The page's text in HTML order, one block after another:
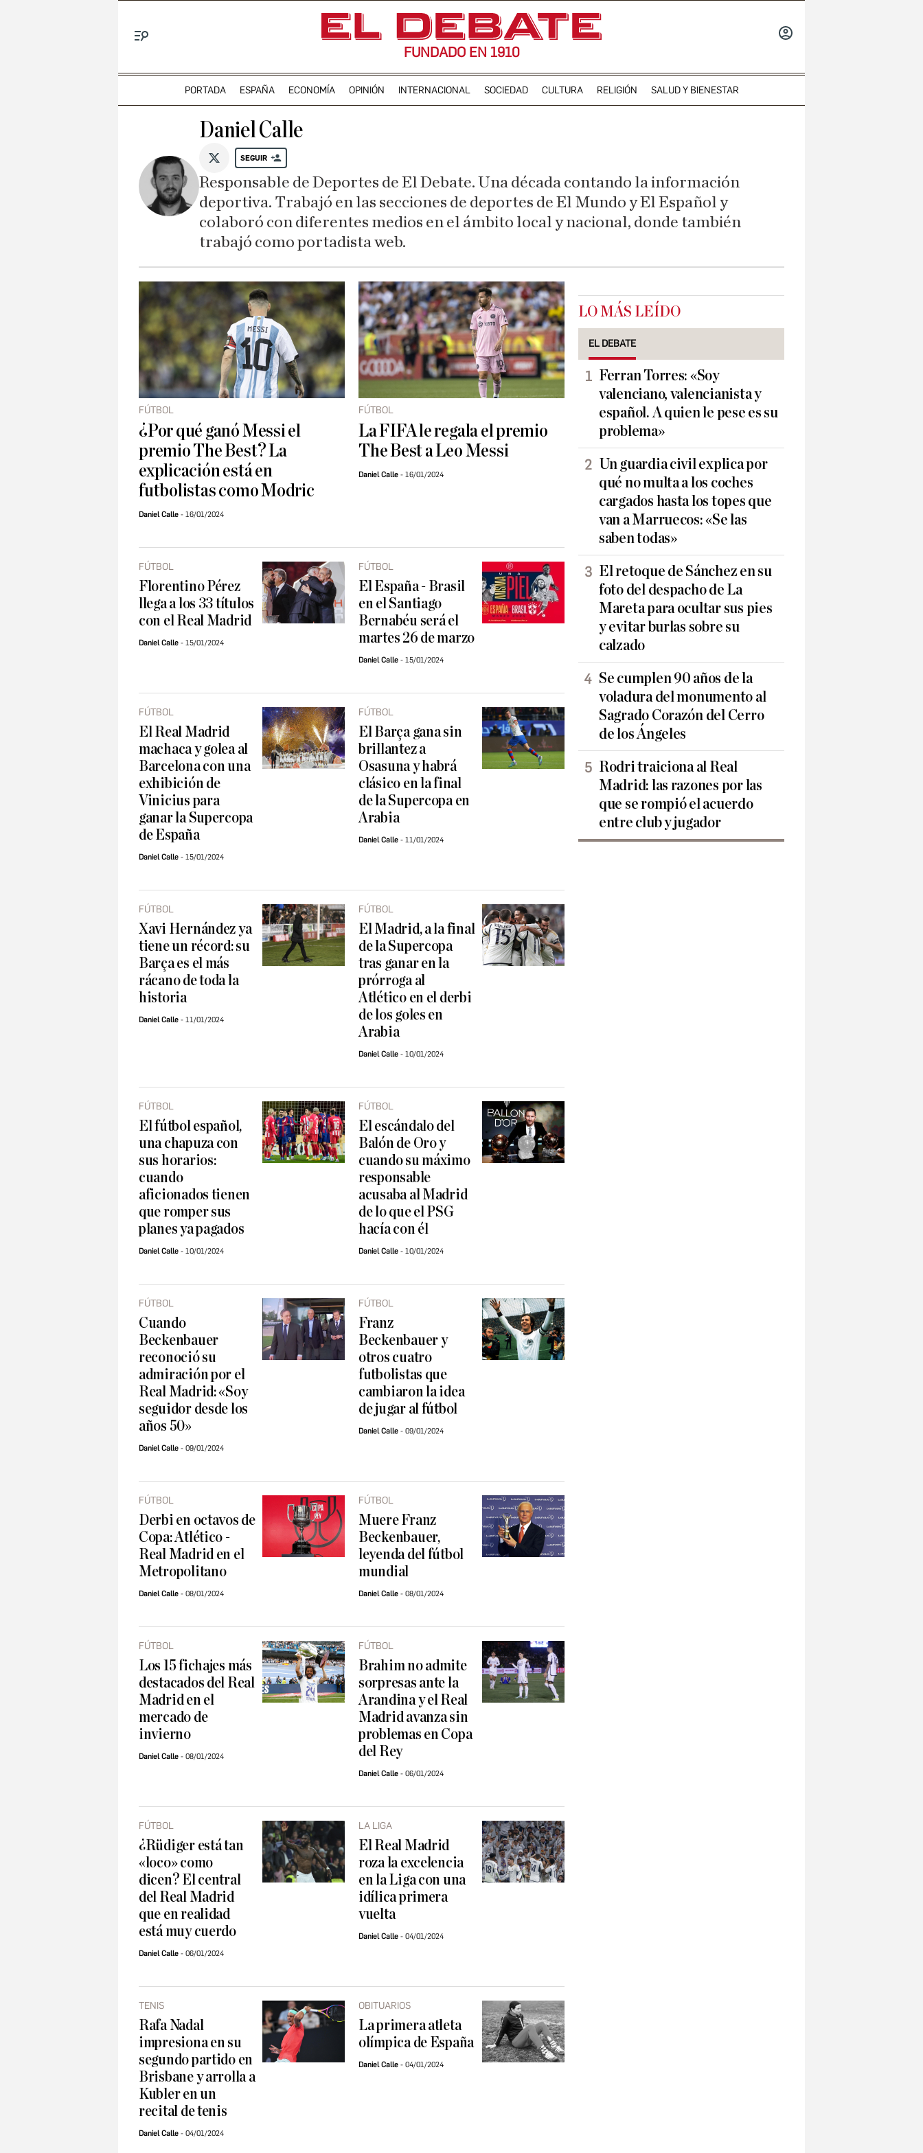
FUNDADO EN 1910
PORTADA ESPAÑA ECONOMÍA OPINIÓN INTERNACIONAL SOCIEDAD CULTURA RELIGIÓN SALUD Y BIENESTAR
Daniel Calle
@Daniel__Calle
SEGUIR
Responsable de Deportes de El Debate. Una década contando la información
deportiva. Trabajó en las secciones de deportes de El Mundo y El Español y
colaboró con diferentes medios en el ámbito local y nacional, donde también
trabajó como portadista web.
FÚTBOL
¿Por qué ganó Messi el
premio The Best? La
explicación está en
futbolistas como Modric
Daniel Calle 16/01/2024
FÚTBOL
La FIFA le regala el premio
The Best a Leo Messi
Daniel Calle 16/01/2024
FÚTBOL
Florentino Pérez
llega a los 33 títulos
con el Real Madrid
Daniel Calle 15/01/2024
FÚTBOL
El España - Brasil
en el Santiago
Bernabéu será el
martes 26 de marzo
Daniel Calle 15/01/2024
FÚTBOL
El Real Madrid
machaca y golea al
Barcelona con una
exhibición de
Vinicius para
ganar la Supercopa
de España
Daniel Calle 15/01/2024
FÚTBOL
El Barça gana sin
brillantez a
Osasuna y habrá
clásico en la final
de la Supercopa en
Arabia
Daniel Calle 11/01/2024
FÚTBOL
Xavi Hernández ya
tiene un récord: su
Barça es el más
rácano de toda la
historia
Daniel Calle 11/01/2024
FÚTBOL
El Madrid, a la final
de la Supercopa
tras ganar en la
prórroga al
Atlético en el derbi
de los goles en
Arabia
Daniel Calle 10/01/2024
FÚTBOL
El fútbol español,
una chapuza con
sus horarios:
cuando
aficionados tienen
que romper sus
planes ya pagados
Daniel Calle 10/01/2024
FÚTBOL
El escándalo del
Balón de Oro y
cuando su máximo
responsable
acusaba al Madrid
de lo que el PSG
hacía con él
Daniel Calle 10/01/2024
FÚTBOL
Cuando
Beckenbauer
reconoció su
admiración por el
Real Madrid: «Soy
seguidor desde los
años 50»
Daniel Calle 09/01/2024
FÚTBOL
Franz
Beckenbauer y
otros cuatro
futbolistas que
cambiaron la idea
de jugar al fútbol
Daniel Calle 09/01/2024
FÚTBOL
Derbi en octavos de
Copa: Atlético -
Real Madrid en el
Metropolitano
Daniel Calle 08/01/2024
FÚTBOL
Muere Franz
Beckenbauer,
leyenda del fútbol
mundial
Daniel Calle 08/01/2024
FÚTBOL
Los 15 fichajes más
destacados del Real
Madrid en el
mercado de
invierno
Daniel Calle 08/01/2024
FÚTBOL
Brahim no admite
sorpresas ante la
Arandina y el Real
Madrid avanza sin
problemas en Copa
del Rey
Daniel Calle 06/01/2024
FÚTBOL
¿Rüdiger está tan
«loco» como
dicen? El central
del Real Madrid
que en realidad
está muy cuerdo
Daniel Calle 06/01/2024
LA LIGA
El Real Madrid
roza la excelencia
en la Liga con una
idílica primera
vuelta
Daniel Calle 04/01/2024
TENIS
Rafa Nadal
impresiona en su
segundo partido en
Brisbane y arrolla a
Kubler en un
recital de tenis
Daniel Calle 04/01/2024
OBITUARIOS
La primera atleta
olímpica de España
Daniel Calle 04/01/2024
LO MÁS LEÍDO
EL DEBATE
Ferran Torres: «Soy
valenciano, valencianista y
español. A quien le pese es su
problema»
Un guardia civil explica por
qué no multa a los coches
cargados hasta los topes que
van a Marruecos: «Se las
saben todas»
El retoque de Sánchez en su
foto del despacho de La
Mareta para ocultar sus pies
y evitar burlas sobre su
calzado
Se cumplen 90 años de la
voladura del monumento al
Sagrado Corazón del Cerro
de los Ángeles
Rodri traiciona al Real
Madrid: las razones por las
que se rompió el acuerdo
entre club y jugador